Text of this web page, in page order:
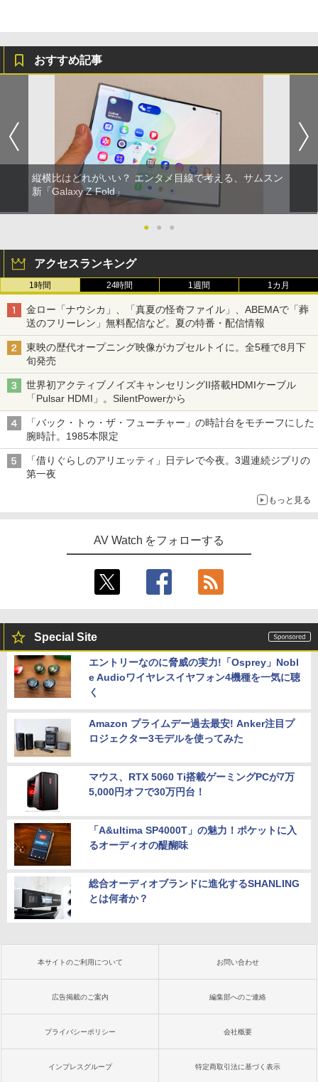
おすすめ記事
縦横比はどれがいい？ エンタメ目線で考える、サムスン
新「Galaxy Z Fold」
● ● ●
アクセスランキング
1時間 24時間 1週間 1カ月
金ロー「ナウシカ」、「真夏の怪奇ファイル」、ABEMAで「葬
送のフリーレン」無料配信など。夏の特番・配信情報
東映の歴代オープニング映像がカプセルトイに。全5種で8月下
旬発売
世界初アクティブノイズキャンセリングII搭載HDMIケーブル
「Pulsar HDMI」。SilentPowerから
「バック・トゥ・ザ・フューチャー」の時計台をモチーフにした
腕時計。1985本限定
「借りぐらしのアリエッティ」日テレで今夜。3週連続ジブリの
第一夜
もっと見る
AV Watch をフォローする
Special Site
エントリーなのに脅威の実力!「Osprey」Nobl
e Audioワイヤレスイヤフォン4機種を一気に聴
く
Amazon プライムデー過去最安! Anker注目プ
ロジェクター3モデルを使ってみた
マウス、RTX 5060 Ti搭載ゲーミングPCが7万
5,000円オフで30万円台！
「A&ultima SP4000T」の魅力！ポケットに入
るオーディオの醍醐味
総合オーディオブランドに進化するSHANLING
とは何者か？
本サイトのご利用について お問い合わせ
広告掲載のご案内 編集部へのご連絡
プライバシーポリシー 会社概要
インプレスグループ 特定商取引法に基づく表示